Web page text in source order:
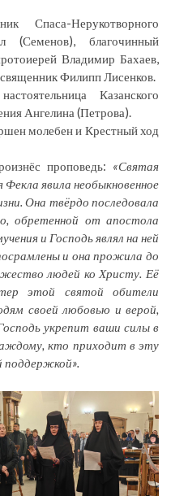
Спаса-Нерукотворного
(Семенов), благочинный
Владимир Бахаев,
Филипп Лисенков.
Казанского
Ангелина (Петрова).
молебен и Крестный ход
проповедь: «Святая
явила необыкновенное
Она твёрдо последовала
обретенной от апостола
и Господь являл на ней
и она прожила до
людей ко Христу. Её
этой святой обители
своей любовью и верой,
укрепит ваши силы в
кто приходит в эту
поддержкой».